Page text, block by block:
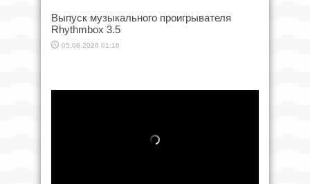
Выпуск музыкального проигрывателя
Rhythmbox 3.5
05.08.2026 01:16